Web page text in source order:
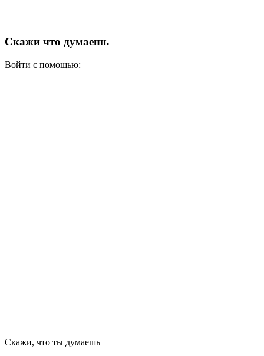
Скажи что думаешь
Войти с помощью:
Скажи, что ты думаешь